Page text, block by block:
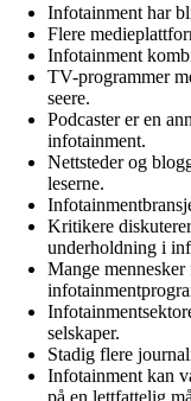
Infotainment har
Flere
Infotainment
TV-programmer
seere.
Podcaster er en
infotainment.
Nettsteder og
leserne.
Kritikere
underholdning i
Mange
selskaper.
Stadig flere
Infotainment kan
på en lettfattelig